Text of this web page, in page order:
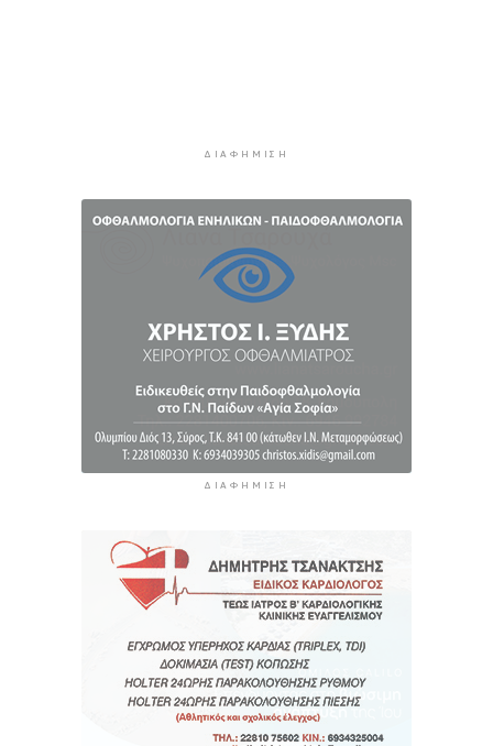
πάλι σε ισχύ τη Συμφωνία Σένγκεν εντός της
«Στάχτη» 272.860 στρέμματα αυτό το
14 ώρες 12 λεπτά πρίν
ΔΙΑΦΉΜΙΣΗ
ΔΙΑΦΉΜΙΣΗ